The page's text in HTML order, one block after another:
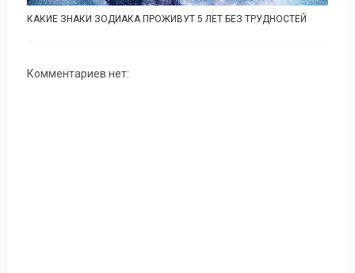
КАКИЕ ЗНАКИ ЗОДИАКА ПРОЖИВУТ 5 ЛЕТ БЕЗ ТРУДНОСТЕЙ
Комментариев нет: